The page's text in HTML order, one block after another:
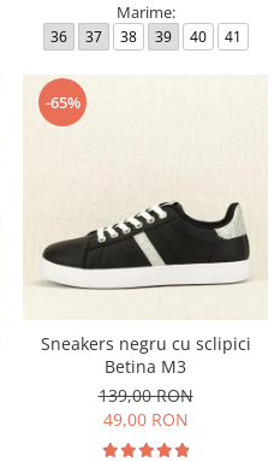
Marime:
36 37 38 39 40 41
-65%
Sneakers negru cu sclipici
Betina M3
139,00 RON
49,00 RON